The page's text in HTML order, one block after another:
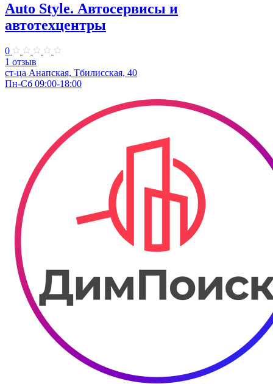
Auto Style. Автосервисы и
автотехцентры
0
1 отзыв
ст-ца Анапская, Тбилисская, 40
Пн-Сб 09:00-18:00